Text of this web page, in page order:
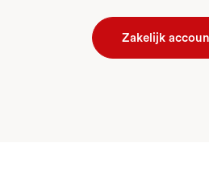
Zakelijk